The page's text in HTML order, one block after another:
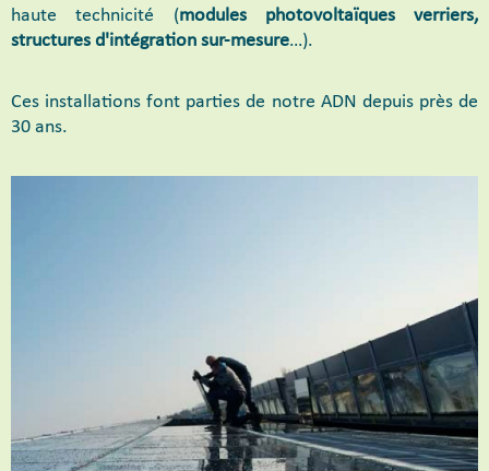
haute technicité (modules photovoltaïques verriers,
structures d'intégration sur-mesure…).
Ces installations font parties de notre ADN depuis près de
30 ans.